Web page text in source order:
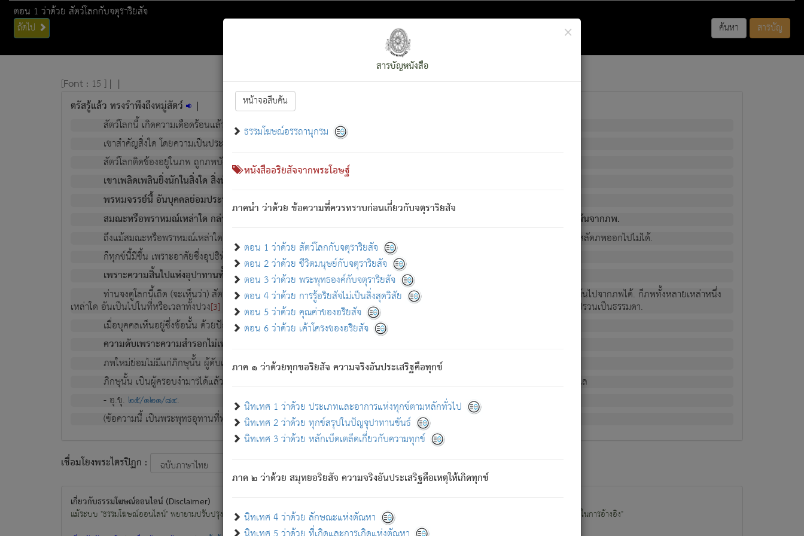
ตอน 1 ว่าด้วย สัตว์โลกกับจตุราริยสัจ
ถัดไป ค้นหา สารบัญ
×
สารบัญหนังสือ
หน้าจอสืบค้น
ธรรมโฆษณ์อรรถานุกรม
หนังสืออริยสัจจากพระโอษฐ์
ภาคนำ ว่าด้วย ข้อความที่ควรทราบก่อนเกี่ยวกับจตุราริยสัจ
ตอน 1 ว่าด้วย สัตว์โลกกับจตุราริยสัจ
ตอน 2 ว่าด้วย ชีวิตมนุษย์กับจตุราริยสัจ
ตอน 3 ว่าด้วย พระพุทธองค์กับจตุราริยสัจ
ตอน 4 ว่าด้วย การรู้อริยสัจไม่เป็นสิ่งสุดวิสัย
ตอน 5 ว่าด้วย คุณค่าของอริยสัจ
ตอน 6 ว่าด้วย เค้าโครงของอริยสัจ
ภาค ๑ ว่าด้วยทุกขอริยสัจ ความจริงอันประเสริฐคือทุกข์
นิทเทศ 1 ว่าด้วย ประเภทและอาการแห่งทุกข์ตามหลักทั่วไป
นิทเทศ 2 ว่าด้วย ทุกข์สรุปในปัญจุปาทานขันธ์
นิทเทศ 3 ว่าด้วย หลักเบ็ดเตล็ดเกี่ยวกับความทุกข์
ภาค ๒ ว่าด้วย สมุทยอริยสัจ ความจริงอันประเสริฐคือเหตุให้เกิดทุกข์
นิทเทศ 4 ว่าด้วย ลักษณะแห่งตัณหา
[Font : 15 ] | |
ตรัสรู้แล้ว ทรงรำพึงถึงหมู่สัตว์ |
สัตว์โลกนี้ เกิดความเดือดร้อนแล้ว มีผัสสะบังหน้า[1]ย่อมกล่าวซึ่งโรค (ความเสียดแทง) นั้นโดยความเป็นตัวเป็นตน
เขาสำคัญสิ่งใด โดยความเป็นประการใด แต่สิ่งนั้นย่อมเป็น (ตามที่เป็นจริง) โดยประการอื่นจากที่เขาสำคัญนั้น
สัตว์โลกติดข้องอยู่ในภพ ถูกภพบังหน้าแล้ว มีภพโดยความเป็นอย่างอื่น (จากที่มันเป็นอยู่จริง) จึงได้เพลิดเพลินยิ่งนักในภพนั้น
เขาเพลิดเพลินยิ่งนักในสิ่งใด สิ่งนั้นเป็นภัย (ที่เขาไม่รู้จัก) : เขากลัวต่อสิ่งใดสิ่งนั้นเป็นทุกข์
พรหมจรรย์นี้ อันบุคคลย่อมประพฤติ ก็เพื่อการละขาดซึ่งภพ.
สมณะหรือพราหมณ์เหล่าใด กล่าวความหลุดพ้นจากภพว่ามีได้เพราะภพ เรากล่าวว่า สมณะหรือพราหมณ์ทั้งปวงนั้น มิใช่ผู้หลดพ้นจากภพ.
ถึงแม้สมณะหรือพราหมณ์เหล่าใด กล่าวความออกไปได้จากภพ ว่ามีได้เพราะวิภพ[2]
: เรากล่าวว่า สมณะหรือพราหมณ์ทั้งปวงนั้น ก็ยังสลัดภพออกไปไม่ได้.
ก็ทุกข์นี้มีขึ้น เพราะอาศัยซึ่งอุปธิทั้งปวง.
เพราะความสิ้นไปแห่งอุปาทานทั้งปวง ความเกิดขึ้นแห่งทุกข์จึงไม่มี.
ท่านจงดูโลกนี้เถิด (จะเห็นว่า) สัตว์ทั้งหลายอันอวิชาหนาแน่นบังหนาแล้ว; และว่า สัตว์ผู้ยินดีในภพอันเป็นแล้วนั้น ย่อมไม่เป็นผู้หลุดพ้นไปจากภพได้. ก็ภพทั้งหลายเหล่าหนึ่ง
เหล่าใด อันเป็นไปในที่หรือเวลาทั้งปวง[3] เพื่อความมีแห่งประโยชน์โดยประการทั้งปวง; ภพทั้งหลายทั้งหมดนั้น ไม่เที่ยง เป็นทุกข์ มีความแปรปรวนเป็นธรรมดา.
เมื่อบุคคลเห็นอยู่ซึ่งข้อนั้น ด้วยปัญญาอันชอบตามที่เป็นจริงอย่างนี้อยู่; เขาย่อมละภวตัณหาได้ และไม่เพลิดเพลินวิภวตัณหาด้วย.
ความดับเพราะความสำรอกไม่เหลือ (แห่งภพทั้งหลาย) เพราะความสิ้นไปแห่งตัณหาโดยประการทั้งปวง นั้นคือนิพพาน.
ภพใหม่ย่อมไม่มีแก่ภิกษุนั้น ผู้ดับเย็นสนิทแล้ว เพราะไม่มีความยึดมั่น
ภิกษุนั้น เป็นผู้ครอบงำมารได้แล้ว ชนะสงครามแล้ว ก้าวล่วงภพทั้งหลายทั้งปวงได้แล้ว เป็นผู้คงที่ (คือไม่เปลี่ยนแปลงอีกต่อไป). ดังนี้แล
- อุ.ขุ.๒๕/๑๒๑/๘๔.
(ข้อความนี้ เป็นพระพุทธอุทานที่ทรงเปล่งออก ที่โคนต้นโพธิ์เป็นที่ตรัสรู้ เมื่อตรัสรู้แล้วได้ 7 วัน)
เชื่อมโยงพระไตรปิฏก :
เกี่ยวกับธรรมโฆษณ์ออนไลน์ (Disclaimer)
แม้ระบบ "ธรรมโฆษณ์ออนไลน์" พยายามปรับปรุงข้อมูลให้ถูกต้องมากที่สุด ผู้ศึกษาก็พึงตรวจสอบกับตัวเล่มหนังสือต้นฉบับ ที่มีการพิมพ์ครั้งล่าสุด ก่อนนำข้อมูลไปใช้ในการอ้างอิง"